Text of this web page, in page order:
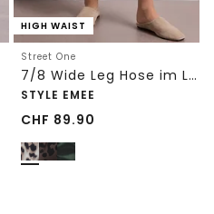
HIGH WAIST
Street One
7/8 Wide Leg Hose im Loose Fit mit Print
STYLE EMEE
CHF 89.90